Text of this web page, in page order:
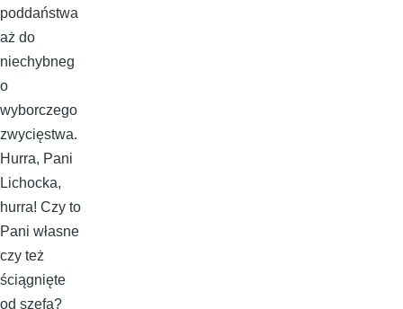
poddaństwa
aż do
niechybneg
o
wyborczego
zwycięstwa.
Hurra, Pani
Lichocka,
hurra! Czy to
Pani własne
czy też
ściągnięte
od szefa?